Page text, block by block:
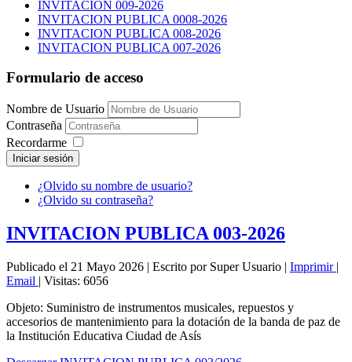
INVITACION 009-2026
INVITACION PUBLICA 0008-2026
INVITACION PUBLICA 008-2026
INVITACION PUBLICA 007-2026
Formulario de acceso
Nombre de Usuario
Contraseña
Recordarme
Iniciar sesión
¿Olvido su nombre de usuario?
¿Olvido su contraseña?
INVITACION PUBLICA 003-2026
Publicado el 21 Mayo 2026 | Escrito por Super Usuario | Imprimir |
Email | Visitas: 6056
Objeto: Suministro de instrumentos musicales, repuestos y
accesorios de mantenimiento para la dotación de la banda de paz de
la Institución Educativa Ciudad de Asís